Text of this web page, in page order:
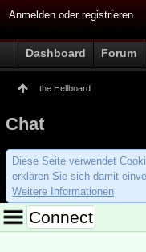
Anmelden oder registrieren
Dashboard Forum
the Hellboard
Chat
Diese Seite verwendet
erklären Sie sich damit
Weitere Informationen